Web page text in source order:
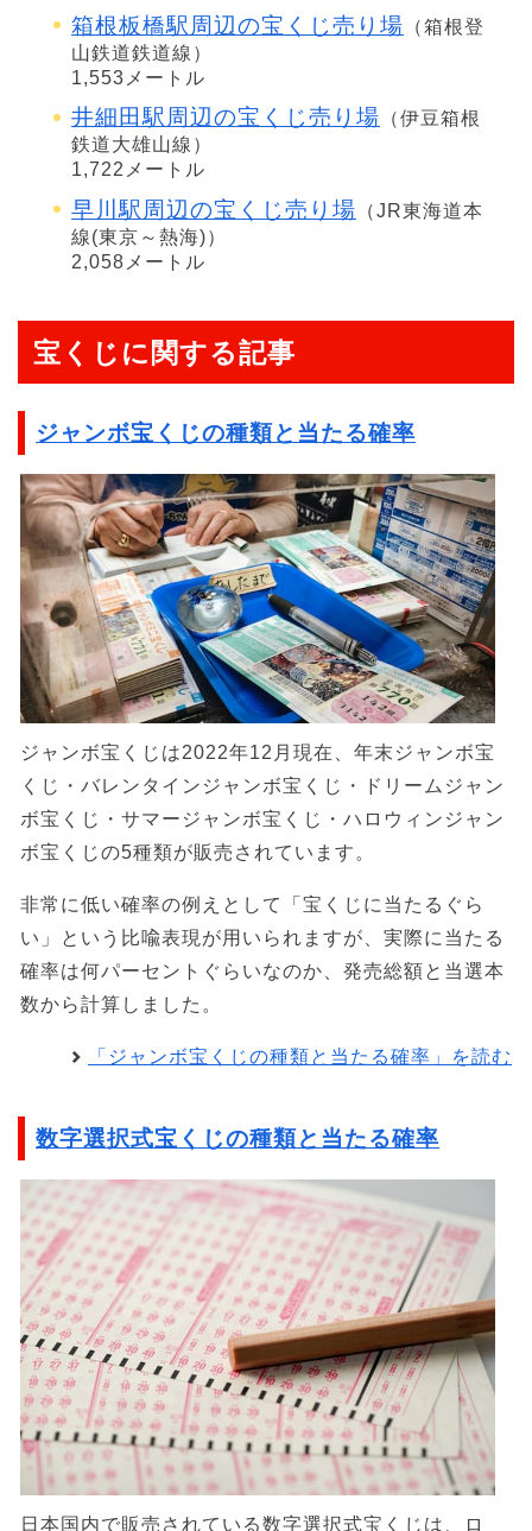
箱根板橋駅周辺の宝くじ売り場 （箱根登
山鉄道鉄道線）
1,553メートル
井細田駅周辺の宝くじ売り場 （伊豆箱根
鉄道大雄山線）
1,722メートル
早川駅周辺の宝くじ売り場 （JR東海道本
線(東京～熱海)）
2,058メートル
宝くじに関する記事
ジャンボ宝くじの種類と当たる確率
ジャンボ宝くじは2022年12月現在、年末ジャンボ宝
くじ・バレンタインジャンボ宝くじ・ドリームジャン
ボ宝くじ・サマージャンボ宝くじ・ハロウィンジャン
ボ宝くじの5種類が販売されています。
非常に低い確率の例えとして「宝くじに当たるぐら
い」という比喩表現が用いられますが、実際に当たる
確率は何パーセントぐらいなのか、発売総額と当選本
数から計算しました。
「ジャンボ宝くじの種類と当たる確率」を読む
数字選択式宝くじの種類と当たる確率
日本国内で販売されている数字選択式宝くじは、ロ